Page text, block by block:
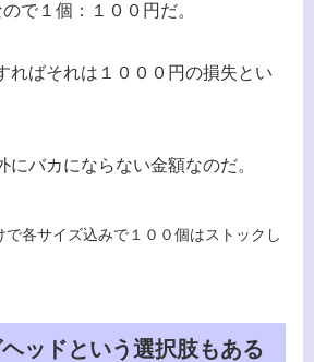
で１個：１００円だ。
ればそれは１０００円の損失とい
にバカにならない金額なのだ。
で各サイズ込みで １００個はストックし
ッドという選択肢もある